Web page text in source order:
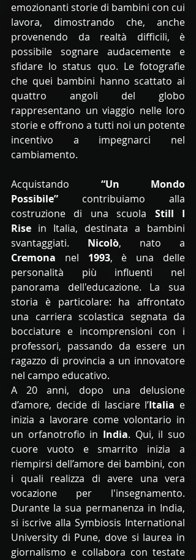
emozionanti storie di bambini con cui
lavora, dimostrando che, anche
provenendo da realtà difficili, è
possibile sognare audacemente e
sfidare lo status quo. Le fotografie
che quei bambini hanno scattato ai
quattro angoli del globo
rappresentano un viaggio nelle loro
storie e offrono a tutti noi un potente
incentivo a impegnarci nel
cambiamento.
Acquistando “Un Mondo
Possibile” contribuiamo alla
costruzione di una scuola Still I
Rise in Italia, destinata a bambini
svantaggiati. Nicolò
Cremona nel 1993, è una delle
personalità più influenti nel
panorama dell'educazione. La sua
storia è particolare: ha affrontato
una carriera scolastica segnata da
bocciature e incomprensioni con i
professori, passando da essere un
ragazzo di provincia a un innovatore
nel campo educativo.
A 20 anni, dopo una delusione
d’amore, decide di lasciare l’Italia e
inizia a lavorare come volontario in
un orfanotrofio in India. Qui, il suo
cuore vuoto e smarrito inizia a
riempirsi dell’amore dei bambini, con
i quali realizza di avere una vera
vocazione per l'insegnamento.
Durante la sua permanenza in India,
si iscrive alla Symbiosis International
University di Pune, dove si laurea in
giornalismo e collabora con testate